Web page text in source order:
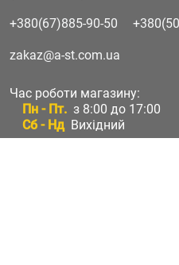
+380(67)885-90-50
zakaz@a-st.com.ua
Час роботи магазину:
Пн - Пт. з 8:00 до 17:00
Сб - Нд Вихідний